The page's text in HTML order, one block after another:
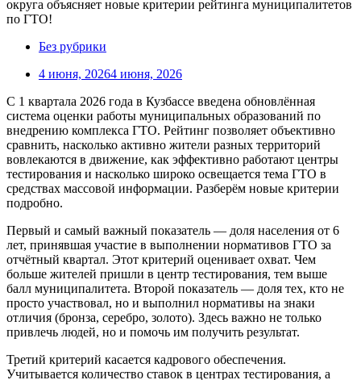
Без рубрики
4 июня, 20264 июня, 2026
С 1 квартала 2026 года в Кузбассе введена обновлённая
система оценки работы муниципальных образований по
внедрению комплекса ГТО. Рейтинг позволяет объективно
сравнить, насколько активно жители разных территорий
вовлекаются в движение, как эффективно работают центры
тестирования и насколько широко освещается тема ГТО в
средствах массовой информации. Разберём новые критерии
подробно.
Первый и самый важный показатель — доля населения от 6
лет, принявшая участие в выполнении нормативов ГТО за
отчётный квартал. Этот критерий оценивает охват. Чем
больше жителей пришли в центр тестирования, тем выше
балл муниципалитета. Второй показатель — доля тех, кто не
просто участвовал, но и выполнил нормативы на знаки
отличия (бронза, серебро, золото). Здесь важно не только
привлечь людей, но и помочь им получить результат.
Третий критерий касается кадрового обеспечения.
Учитывается количество ставок в центрах тестирования, а